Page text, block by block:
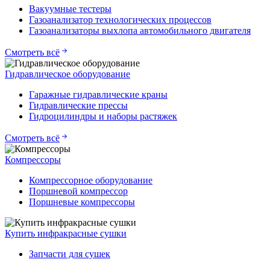
Вакуумные тестеры
Газоанализатор технологических процессов
Газоанализаторы выхлопа автомобильного двигателя
Смотреть всё
Гидравлическое оборудование
Гаражные гидравлические краны
Гидравлические прессы
Гидроцилиндры и наборы растяжек
Смотреть всё
Компрессоры
Компрессорное оборудование
Поршневой компрессор
Поршневые компрессоры
Купить инфракрасные сушки
Запчасти для сушек